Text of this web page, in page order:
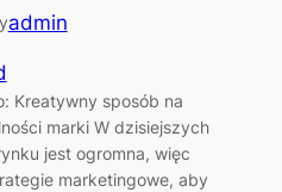
admin
Kreatywny sposób na
marki W dzisiejszych
jest ogromna, więc
marketingowe, aby